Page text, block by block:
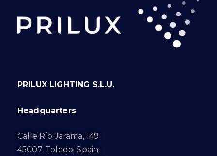
PRILUX LIGHTING S.L.U.
Headquarters
Calle Río Jarama, 149
45007. Toledo. Spain